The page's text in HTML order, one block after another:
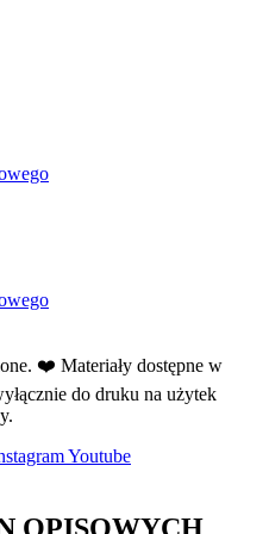
❤️ Materiały dostępne w
do druku na użytek
Youtube
OPISOWYCH